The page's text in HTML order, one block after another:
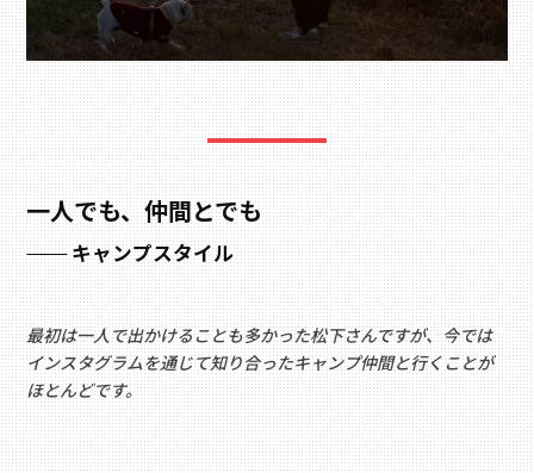
一人でも、仲間とでも
キャンプスタイル
最初は一人で出かけることも多かった松下さんですが、今では
インスタグラムを通じて知り合ったキャンプ仲間と行くことが
ほとんどです。